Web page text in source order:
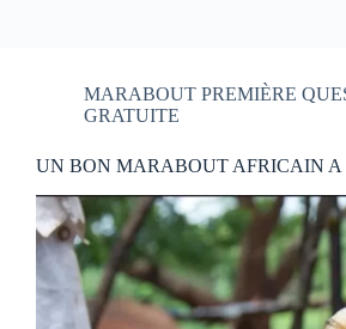
MARABOUT PREMIÈRE
GRATUITE
UN BON MARABOUT AFRICAIN A